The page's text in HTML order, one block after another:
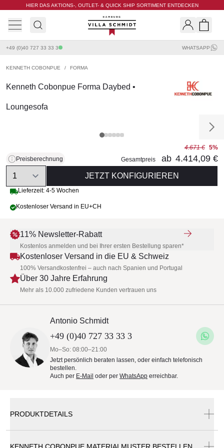
HIER DAS AKTIONS-, OUTLET- & QUICK SHIP SORTIMENT ENTDECKEN
Villa Schmidt
+49 (0)40 727 33 33 3 WHATSAPP
KENNETH COBONPUE / FORMA
Kenneth Cobonpue Forma Daybed •
Loungesofa
Preisberechnung
4.671 € 5%
Gesamtpreis
ab 4.414,09 €
Quantity
JETZT KONFIGURIEREN
Lieferzeit: 4-5 Wochen
Kostenloser Versand in EU+CH
11% Newsletter-Rabatt
Kostenlos anmelden und bei Ihrer ersten Bestellung sparen*
Kostenloser Versand in die EU & Schweiz
100% Versandkostenfrei – auch nach Spanien und Portugal
Über 30 Jahre Erfahrung
Mehr als 10.000 zufriedene Kunden vertrauen uns
Antonio Schmidt
+49 (0)40 727 33 33 3
Mo–So: 08:00–21:00
Jetzt persönlich beraten lassen, oder einfach telefonisch
bestellen.
Auch per E-Mail oder per WhatsApp erreichbar.
PRODUKTDETAILS
KENNETH COBONPUE MATERIALMUSTER BESTELLEN